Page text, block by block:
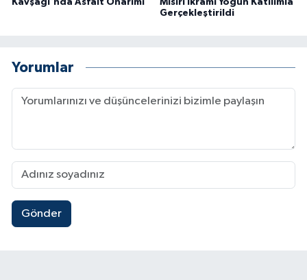
Gerçekleştirildi
Yorumlar
Gönder